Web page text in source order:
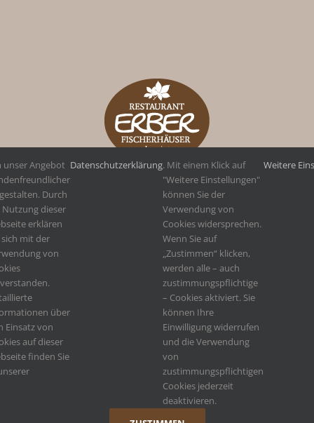
unser Angebot
Durch
Nutzung dieser
erklären
sich mit der
von
über
Einsatz von
auf dieser
finden Sie
Datenschutzerklärung. Mit einem Klick auf
"Weitere Einstellungen"
können Sie der
Verwendung von
Cookies widersprechen.
Wenn Sie auf
„Zustimmen“ klicken,
werden alle – auch
zustimmungspflichtige
– Cookies aktiviert. Sie
können Ihre
Einwilligung widerrufen
und die Verwendung
von
zustimmungspflichtigen
Cookies jederzeit
deaktivieren.
Weitere